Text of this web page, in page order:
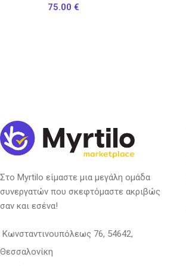
75.00 €
Στο Myrtilo είμαστε μια μεγάλη ομάδα
συνεργατών που σκεφτόμαστε ακριβώς
σαν και εσένα!
Κωνσταντινουπόλεως 76, 54642,
Θεσσαλονίκη